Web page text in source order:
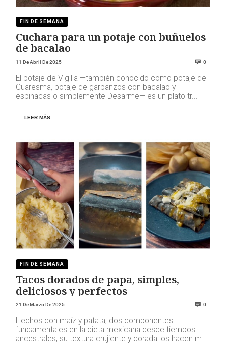
FIN DE SEMANA
Cuchara para un potaje con buñuelos
de bacalao
11 De Abril De 2025 0
El potaje de Vigilia —también conocido como potaje de
Cuaresma, potaje de garbanzos con bacalao y
espinacas o simplemente Desarme— es un plato tr...
LEER MÁS
FIN DE SEMANA
Tacos dorados de papa, simples,
deliciosos y perfectos
21 De Marzo De 2025 0
Hechos con maíz y patata, dos componentes
fundamentales en la dieta mexicana desde tiempos
ancestrales, su textura crujiente y dorada los hacen m...